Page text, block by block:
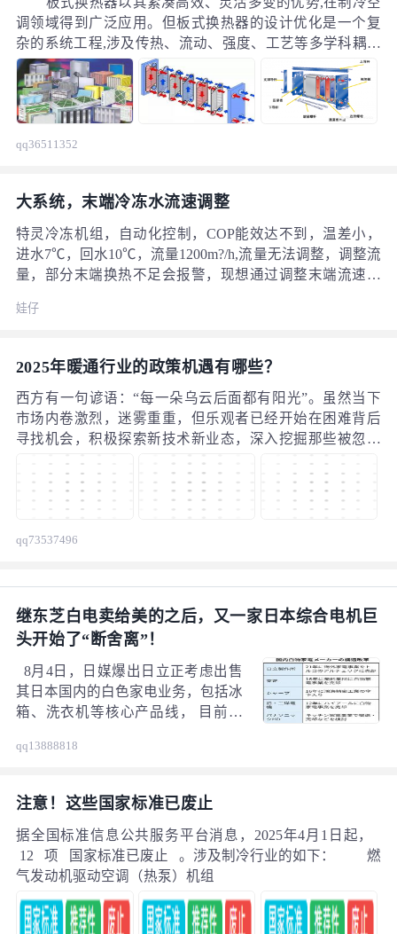
方的房地产设计总监、工程师们，也
有自己的烦恼。在项目从拿地到运营
的全过程中，机电设计的管控步骤复
杂得像一团乱麻，技术管控要点和建
造标准难以把握，设计方案的经济性
比选也让人头疼，一不小心就可能造
成成本浪费。
调领域得到广泛应用。但板式换热器的设计优化是一个复
杂的系统工程,涉及传热、流动、强度、工艺等多学科耦合
问题。本文在系统总结板式换热器设计要点的基础上,重点
探讨了其优化设计的方向和方法。
qq36511352
大系统，末端冷冻水流速调整
特灵冷冻机组，自动化控制，COP能效达不到，温差小，
进水7℃，回水10℃，流量1200m?/h,流量无法调整，调整流
量，部分末端换热不足会报警，现想通过调整末端流速，
娃仔
2025年暖通行业的政策机遇有哪些？
西方有一句谚语：“每一朵乌云后面都有阳光”。虽然当下
市场内卷激烈，迷雾重重，但乐观者已经开始在困难背后
寻找机会，积极探索新技术新业态，深入挖掘那些被忽视
或未被充分开发的细分领域，以期在激烈的市场竞争中脱
颖而出。那么，2025年市场释放出了哪些积极信号？又将
给暖通企业带来哪些机会？本文与您共同探讨。
qq73537496
继东芝白电卖给美的之后，又一家日本综合电机巨
头开始了“断舍离”！
8月4日，日媒爆出日立正考虑出售
其日本国内的白色家电业务，包括冰
箱、洗衣机等核心产品线， 目前已
询了收购意向。另外土耳其的Ar?elik
会把范围缩小到几家优先交涉权的企
业，12月会最终确定买主。预计交易
金额或将达到1000亿至数千亿日元。
qq13888818
注意！这些国家标准已废止
据全国标准信息公共服务平台消息，2025年4月1日起，
12 项 国家标准已废止 。涉及制冷行业的如下： 燃
气发动机驱动空调（热泵）机组